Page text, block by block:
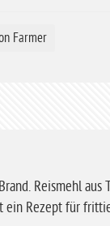
Farmer
Reismehl
ein Rezept für